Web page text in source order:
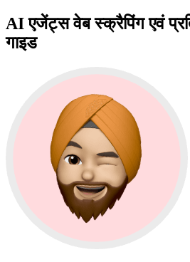
AI एजेंट्स वेब स्क्रैपिंग एवं
गाइड